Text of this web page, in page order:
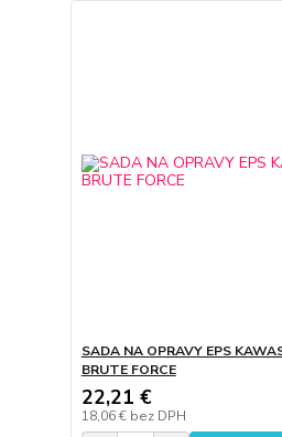
SADA NA OPRAVY EPS
BRUTE FORCE
22,21 €
18,06 € bez DPH